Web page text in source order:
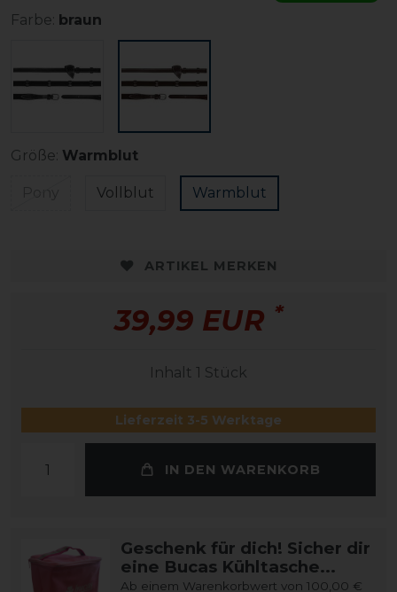
Farbe: braun
Größe: Warmblut
Vollblut Warmblut
ARTIKEL MERKEN
39,99 EUR *
Inhalt 1 Stück
Lieferzeit 3-5 Werktage
IN DEN WARENKORB
Geschenk für dich! Sicher dir
eine Bucas Kühltasche...
Ab einem Warenkorbwert von 100,00 €